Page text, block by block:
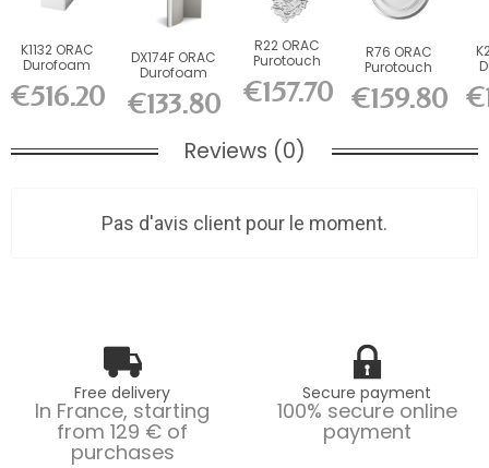
K1132 ORAC
Durofoam
Base L35 x
H57.5 x L35
cm
€516.20
DX174F ORAC
Durofoam
multifunctional
flex...
€133.80
R22 ORAC
Purotouch
Rosette cm
€157.70
R76 ORAC
Purotouch
Rosette cm
€159.80
Reviews (0)
Pas d'avis client pour le moment.
Free delivery
In France, starting
from 129 € of
purchases
Secure payment
100% secure online
payment